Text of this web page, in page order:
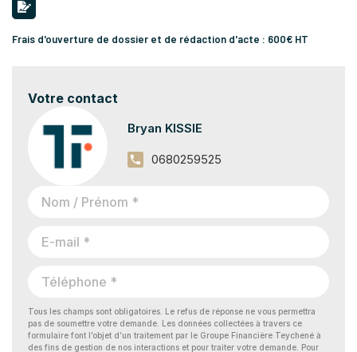
Frais d'ouverture de dossier et de rédaction d'acte : 600€ HT
Votre contact
Bryan KISSIE
0680259525
Tous les champs sont obligatoires. Le refus de réponse ne vous permettra
pas de soumettre votre demande. Les données collectées à travers ce
formulaire font l’objet d’un traitement par le Groupe Financière Teychené à
des fins de gestion de nos interactions et pour traiter votre demande. Pour